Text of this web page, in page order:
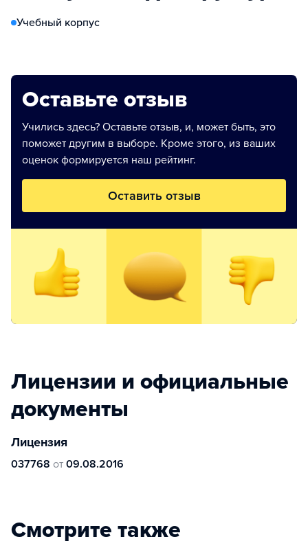
Учебный корпус
Оставьте отзыв
Учились здесь? Оставьте отзыв, и, может быть, это
поможет другим в выборе. Кроме этого, из ваших
оценок формируется наш рейтинг.
Оставить отзыв
Лицензии и официальные
документы
Лицензия
037768 от 09.08.2016
Смотрите также